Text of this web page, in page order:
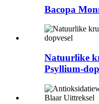
Bacopa
Natuurlike
Psyllium-